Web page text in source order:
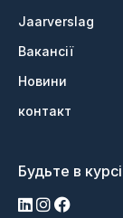
Jaarverslag
Вакансії
Новини
контакт
Будьте в курсі
LinkedIn
Інстаграм
Фейсбук